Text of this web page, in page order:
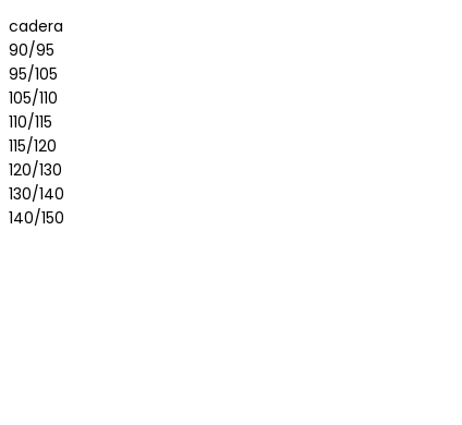
cadera
90/95
95/105
105/110
110/115
115/120
120/130
130/140
140/150